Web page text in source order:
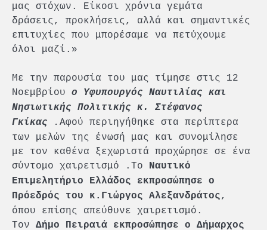
μας στόχων. Είκοσι χρόνια γεμάτα
δράσεις, προκλήσεις, αλλά και σημαντικές
επιτυχίες που μπορέσαμε να πετύχουμε
όλοι μαζί.»
Με την παρουσία του μας τίμησε στις 12
Νοεμβρίου ο Υφυπουργός Ναυτιλίας και
Νησιωτικής Πολιτικής κ. Στέφανος
Γκίκας
. Αφού περιηγήθηκε στα περίπτερα
των μελών της ένωσή μας και συνομίλησε
με τον καθένα ξεχωριστά προχώρησε σε ένα
σύντομο χαιρετισμό .Το Ναυτικό
Επιμελητήριο Ελλάδος εκπροσώπησε ο
Πρόεδρός του κ.Γιώργος Αλεξανδράτος,
όπου επίσης απεύθυνε χαιρετισμό.
Τον Δήμο Πειραιά εκπροσώπησε ο Δήμαρχος